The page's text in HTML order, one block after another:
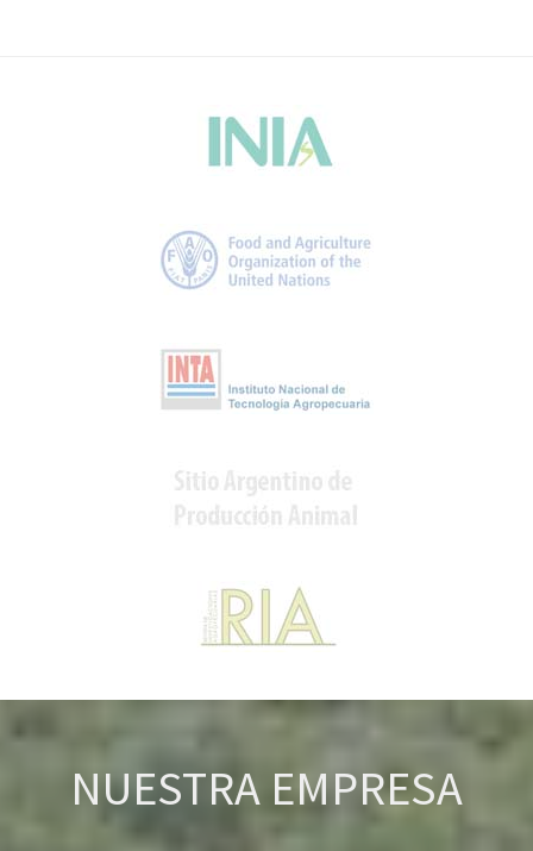
NUESTRA EMPRESA